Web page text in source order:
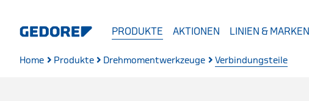
PRODUKTE AKTIONEN LINIEN & MARKEN
Home Produkte Drehmomentwerkzeuge Verbindungsteile